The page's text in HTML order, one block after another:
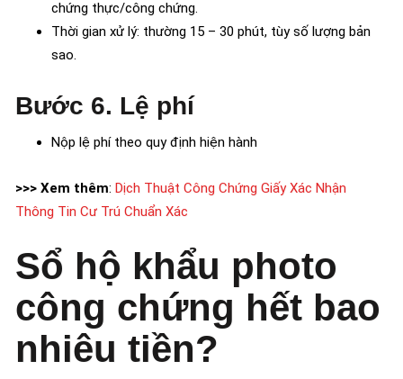
chứng thực/công chứng.
Thời gian xử lý: thường 15 – 30 phút, tùy số lượng bản
sao.
Bước 6. Lệ phí
Nộp lệ phí theo quy định hiện hành
>>> Xem thêm: Dịch Thuật Công Chứng Giấy Xác Nhận
Thông Tin Cư Trú Chuẩn Xác
Sổ hộ khẩu photo
công chứng hết bao
nhiêu tiền?